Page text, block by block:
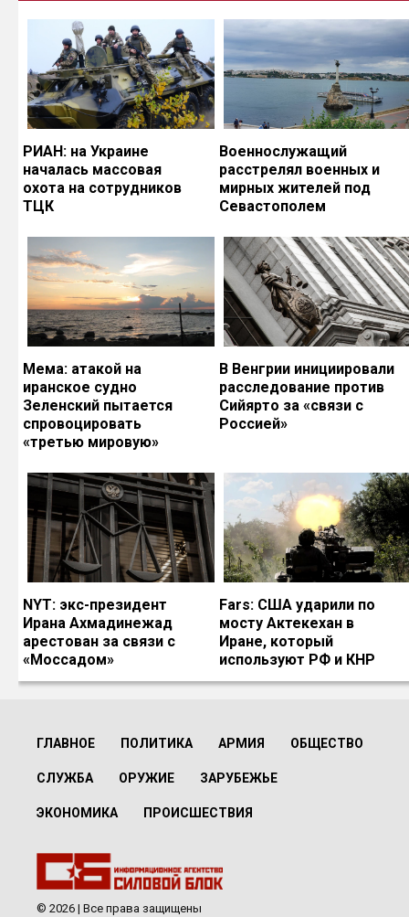
РИАН: на Украине
началась массовая
охота на сотрудников
ТЦК
Военнослужащий
расстрелял военных и
мирных жителей под
Севастополем
Мема: атакой на
иранское судно
Зеленский пытается
спровоцировать
«третью мировую»
В Венгрии инициировали
расследование против
Сийярто за «связи с
Россией»
NYT: экс-президент
Ирана Ахмадинежад
арестован за связи с
«Моссадом»
Fars: США ударили по
мосту Актекехан в
Иране, который
используют РФ и КНР
ГЛАВНОЕ ПОЛИТИКА АРМИЯ ОБЩЕСТВО
СЛУЖБА ОРУЖИЕ ЗАРУБЕЖЬЕ
ЭКОНОМИКА ПРОИСШЕСТВИЯ
© 2026 | Все права защищены